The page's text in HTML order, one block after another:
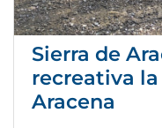
Sierra de
recreativa
Aracena